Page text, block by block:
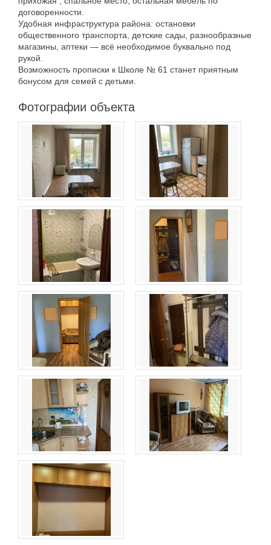
договоренности.
Удобная инфраструктура района: остановки
общественного транспорта, детские сады, разнообразные
магазины, аптеки — всё необходимое буквально под
рукой.
Возможность прописки к Школе № 61 станет приятным
бонусом для семей с детьми.
Фотографии объекта